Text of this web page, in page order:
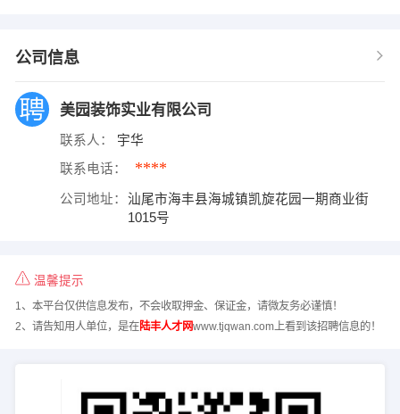
公司信息
美园装饰实业有限公司
联系人： 宇华
联系电话： ****
公司地址：
汕尾市海丰县海城镇凯旋花园一期商业街
1015号
温馨提示
1、本平台仅供信息发布，不会收取押金、保证金，请微友务必谨慎！
2、请告知用人单位，是在陆丰人才网www.tjqwan.com上看到该招聘信息的！